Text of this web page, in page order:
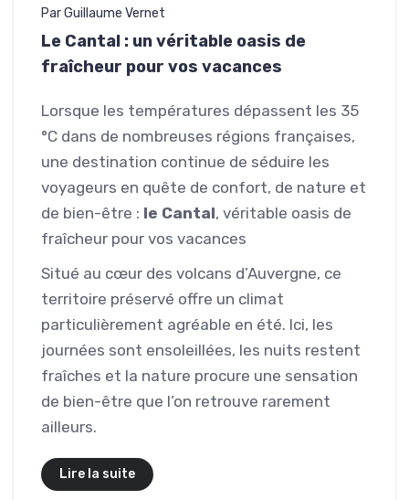
Par Guillaume Vernet
Le Cantal : un véritable oasis de
fraîcheur pour vos vacances
Lorsque les températures dépassent les 35
°C dans de nombreuses régions françaises,
une destination continue de séduire les
voyageurs en quête de confort, de nature et
de bien-être : le Cantal, véritable oasis de
fraîcheur pour vos vacances
Situé au cœur des volcans d’Auvergne, ce
territoire préservé offre un climat
particulièrement agréable en été. Ici, les
journées sont ensoleillées, les nuits restent
fraîches et la nature procure une sensation
de bien-être que l’on retrouve rarement
ailleurs.
Lire la suite